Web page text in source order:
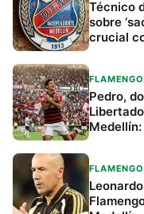
Técnico
sobre
crucial
FLAMENGO
Pedro,
FLAMENGO